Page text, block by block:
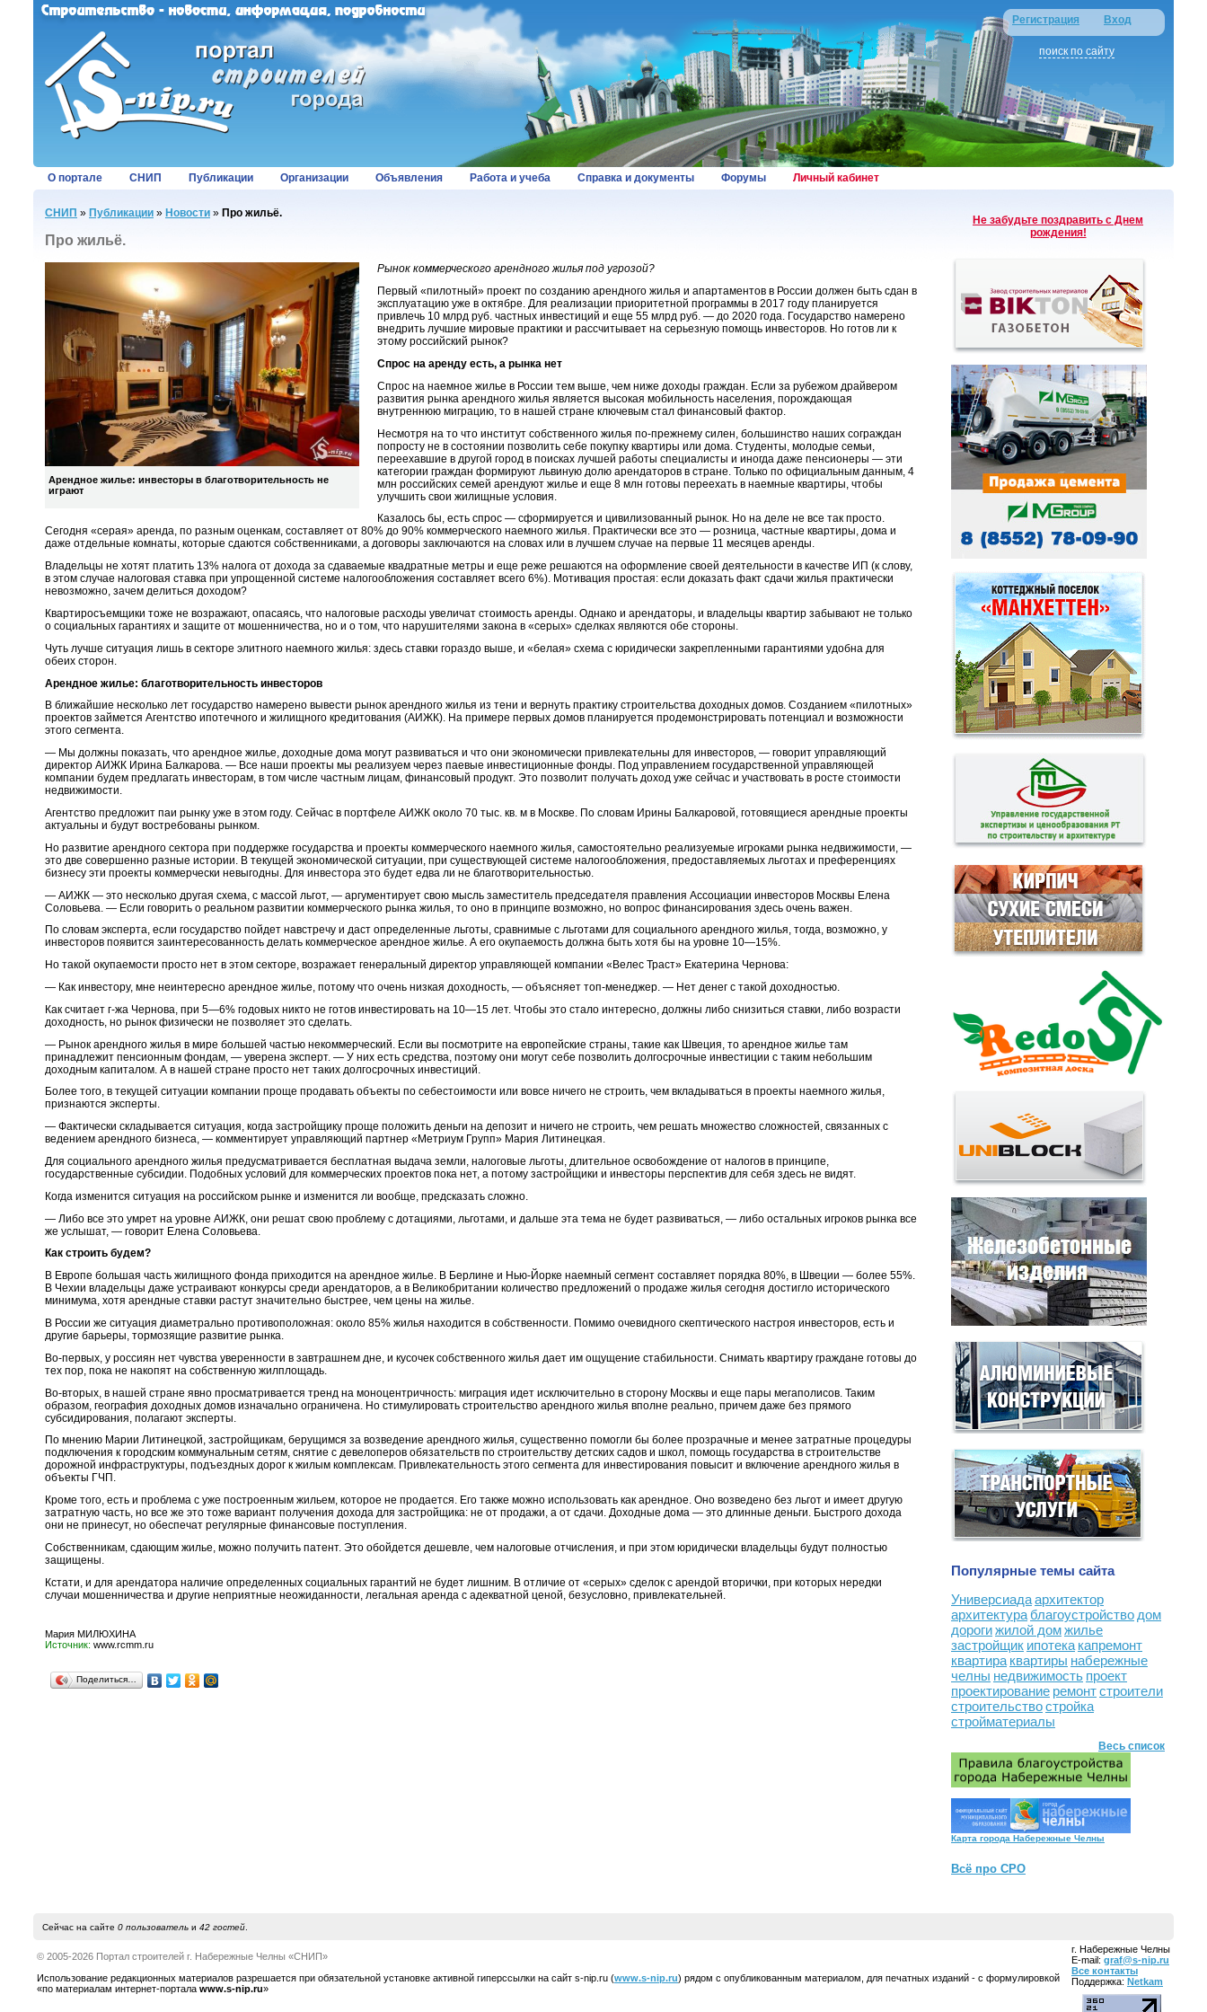
Регистрация Вход
поиск по сайту
О портале СНИП Публикации Организации Объявления Работа и учеба Справка и документы Форумы Личный кабинет
СНИП » Публикации » Новости » Про жильё.
Про жильё.
Арендное жилье: инвесторы в благотворительность не
играют
Рынок коммерческого арендного жилья под угрозой?
Первый «пилотный» проект по созданию арендного жилья и апартаментов в России должен быть сдан в
эксплуатацию уже в октябре. Для реализации приоритетной программы в 2017 году планируется
привлечь 10 млрд руб. частных инвестиций и еще 55 млрд руб. — до 2020 года. Государство намерено
внедрить лучшие мировые практики и рассчитывает на серьезную помощь инвесторов. Но готов ли к
этому российский рынок?
Спрос на аренду есть, а рынка нет
Спрос на наемное жилье в России тем выше, чем ниже доходы граждан. Если за рубежом драйвером
развития рынка арендного жилья является высокая мобильность населения, порождающая
внутреннюю миграцию, то в нашей стране ключевым стал финансовый фактор.
Несмотря на то что институт собственного жилья по-прежнему силен, большинство наших сограждан
попросту не в состоянии позволить себе покупку квартиры или дома. Студенты, молодые семьи,
переехавшие в другой город в поисках лучшей работы специалисты и иногда даже пенсионеры — эти
категории граждан формируют львиную долю арендаторов в стране. Только по официальным данным, 4
млн российских семей арендуют жилье и еще 8 млн готовы переехать в наемные квартиры, чтобы
улучшить свои жилищные условия.
Казалось бы, есть спрос — сформируется и цивилизованный рынок. Но на деле не все так просто.
Сегодня «серая» аренда, по разным оценкам, составляет от 80% до 90% коммерческого наемного жилья. Практически все это — розница, частные квартиры, дома и
даже отдельные комнаты, которые сдаются собственниками, а договоры заключаются на словах или в лучшем случае на первые 11 месяцев аренды.
Владельцы не хотят платить 13% налога от дохода за сдаваемые квадратные метры и еще реже решаются на оформление своей деятельности в качестве ИП (к слову,
в этом случае налоговая ставка при упрощенной системе налогообложения составляет всего 6%). Мотивация простая: если доказать факт сдачи жилья практически
невозможно, зачем делиться доходом?
Квартиросъемщики тоже не возражают, опасаясь, что налоговые расходы увеличат стоимость аренды. Однако и арендаторы, и владельцы квартир забывают не только
о социальных гарантиях и защите от мошенничества, но и о том, что нарушителями закона в «серых» сделках являются обе стороны.
Чуть лучше ситуация лишь в секторе элитного наемного жилья: здесь ставки гораздо выше, и «белая» схема с юридически закрепленными гарантиями удобна для
обеих сторон.
Арендное жилье: благотворительность инвесторов
В ближайшие несколько лет государство намерено вывести рынок арендного жилья из тени и вернуть практику строительства доходных домов. Созданием «пилотных»
проектов займется Агентство ипотечного и жилищного кредитования (АИЖК). На примере первых домов планируется продемонстрировать потенциал и возможности
этого сегмента.
— Мы должны показать, что арендное жилье, доходные дома могут развиваться и что они экономически привлекательны для инвесторов, — говорит управляющий
директор АИЖК Ирина Балкарова. — Все наши проекты мы реализуем через паевые инвестиционные фонды. Под управлением государственной управляющей
компании будем предлагать инвесторам, в том числе частным лицам, финансовый продукт. Это позволит получать доход уже сейчас и участвовать в росте стоимости
недвижимости.
Агентство предложит паи рынку уже в этом году. Сейчас в портфеле АИЖК около 70 тыс. кв. м в Москве. По словам Ирины Балкаровой, готовящиеся арендные проекты
актуальны и будут востребованы рынком.
Но развитие арендного сектора при поддержке государства и проекты коммерческого наемного жилья, самостоятельно реализуемые игроками рынка недвижимости, —
это две совершенно разные истории. В текущей экономической ситуации, при существующей системе налогообложения, предоставляемых льготах и преференциях
бизнесу эти проекты коммерчески невыгодны. Для инвестора это будет едва ли не благотворительностью.
— АИЖК — это несколько другая схема, с массой льгот, — аргументирует свою мысль заместитель председателя правления Ассоциации инвесторов Москвы Елена
Соловьева. — Если говорить о реальном развитии коммерческого рынка жилья, то оно в принципе возможно, но вопрос финансирования здесь очень важен.
По словам эксперта, если государство пойдет навстречу и даст определенные льготы, сравнимые с льготами для социального арендного жилья, тогда, возможно, у
инвесторов появится заинтересованность делать коммерческое арендное жилье. А его окупаемость должна быть хотя бы на уровне 10—15%.
Но такой окупаемости просто нет в этом секторе, возражает генеральный директор управляющей компании «Велес Траст» Екатерина Чернова:
— Как инвестору, мне неинтересно арендное жилье, потому что очень низкая доходность, — объясняет топ-менеджер. — Нет денег с такой доходностью.
Как считает г-жа Чернова, при 5—6% годовых никто не готов инвестировать на 10—15 лет. Чтобы это стало интересно, должны либо снизиться ставки, либо возрасти
доходность, но рынок физически не позволяет это сделать.
— Рынок арендного жилья в мире большей частью некоммерческий. Если вы посмотрите на европейские страны, такие как Швеция, то арендное жилье там
принадлежит пенсионным фондам, — уверена эксперт. — У них есть средства, поэтому они могут себе позволить долгосрочные инвестиции с таким небольшим
доходным капиталом. А в нашей стране просто нет таких долгосрочных инвестиций.
Более того, в текущей ситуации компании проще продавать объекты по себестоимости или вовсе ничего не строить, чем вкладываться в проекты наемного жилья,
признаются эксперты.
— Фактически складывается ситуация, когда застройщику проще положить деньги на депозит и ничего не строить, чем решать множество сложностей, связанных с
ведением арендного бизнеса, — комментирует управляющий партнер «Метриум Групп» Мария Литинецкая.
Для социального арендного жилья предусматривается бесплатная выдача земли, налоговые льготы, длительное освобождение от налогов в принципе,
государственные субсидии. Подобных условий для коммерческих проектов пока нет, а потому застройщики и инвесторы перспектив для себя здесь не видят.
Когда изменится ситуация на российском рынке и изменится ли вообще, предсказать сложно.
— Либо все это умрет на уровне АИЖК, они решат свою проблему с дотациями, льготами, и дальше эта тема не будет развиваться, — либо остальных игроков рынка все
же услышат, — говорит Елена Соловьева.
Как строить будем?
В Европе большая часть жилищного фонда приходится на арендное жилье. В Берлине и Нью-Йорке наемный сегмент составляет порядка 80%, в Швеции — более 55%.
В Чехии владельцы даже устраивают конкурсы среди арендаторов, а в Великобритании количество предложений о продаже жилья сегодня достигло исторического
минимума, хотя арендные ставки растут значительно быстрее, чем цены на жилье.
В России же ситуация диаметрально противоположная: около 85% жилья находится в собственности. Помимо очевидного скептического настроя инвесторов, есть и
другие барьеры, тормозящие развитие рынка.
Во-первых, у россиян нет чувства уверенности в завтрашнем дне, и кусочек собственного жилья дает им ощущение стабильности. Снимать квартиру граждане готовы до
тех пор, пока не накопят на собственную жилплощадь.
Во-вторых, в нашей стране явно просматривается тренд на моноцентричность: миграция идет исключительно в сторону Москвы и еще пары мегаполисов. Таким
образом, география доходных домов изначально ограничена. Но стимулировать строительство арендного жилья вполне реально, причем даже без прямого
субсидирования, полагают эксперты.
По мнению Марии Литинецкой, застройщикам, берущимся за возведение арендного жилья, существенно помогли бы более прозрачные и менее затратные процедуры
подключения к городским коммунальным сетям, снятие с девелоперов обязательств по строительству детских садов и школ, помощь государства в строительстве
дорожной инфраструктуры, подъездных дорог к жилым комплексам. Привлекательность этого сегмента для инвестирования повысит и включение арендного жилья в
объекты ГЧП.
Кроме того, есть и проблема с уже построенным жильем, которое не продается. Его также можно использовать как арендное. Оно возведено без льгот и имеет другую
затратную часть, но все же это тоже вариант получения дохода для застройщика: не от продажи, а от сдачи. Доходные дома — это длинные деньги. Быстрого дохода
они не принесут, но обеспечат регулярные финансовые поступления.
Собственникам, сдающим жилье, можно получить патент. Это обойдется дешевле, чем налоговые отчисления, и при этом юридически владельцы будут полностью
защищены.
Кстати, и для арендатора наличие определенных социальных гарантий не будет лишним. В отличие от «серых» сделок с арендой вторички, при которых нередки
случаи мошенничества и другие неприятные неожиданности, легальная аренда с адекватной ценой, безусловно, привлекательней.
Мария МИЛЮХИНА
Источник: www.rcmm.ru
Поделиться…
Не забудьте поздравить с Днем
рождения!
Популярные темы сайта
Универсиадаархитектор
архитектура благоустройство дом
дорогижилой домжилье
застройщик ипотека капремонт
квартира квартиры набережные
челны недвижимость проект
проектирование ремонтстроители
строительствостройка
стройматериалы
Весь список
Карта города Набережные Челны
Всё про СРО
Сейчас на сайте 0 пользовательи 42 гостей.
© 2005-2026 Портал строителей г. Набережные Челны «СНИП»
Использование редакционных материалов разрешается при обязательной установке активной гиперссылки на сайт s-nip.ru (www.s-nip.ru) рядом с опубликованным материалом, для печатных изданий - с формулировкой
«по материалам интернет-портала www.s-nip.ru»
г. Набережные Челны
E-mail: graf@s-nip.ru
Все контакты
Поддержка: Netkam